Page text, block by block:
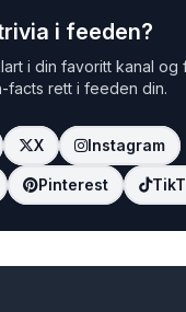
i feeden?
i din favoritt kanal og
facts rett i feeden din.
X Instagram
Pinterest